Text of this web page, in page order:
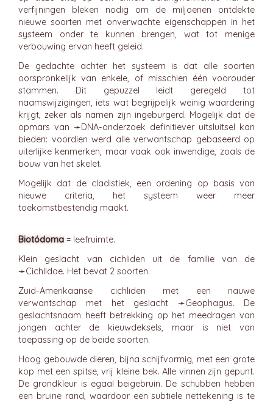
verfijningen bleken nodig om de miljoenen ontdekte
nieuwe soorten met onverwachte eigenschappen in het
systeem onder te kunnen brengen, wat tot menige
verbouwing ervan heeft geleid.
De gedachte achter het systeem is dat alle soorten
oorspronkelijk van enkele, of misschien één voorouder
stammen. Dit gepuzzel leidt geregeld tot
naamswijzigingen, iets wat begrijpelijk weinig waardering
krijgt, zeker als namen zijn ingeburgerd. Mogelijk dat de
opmars van ➛DNA-onderzoek definitiever uitsluitsel kan
bieden: voordien werd alle verwantschap gebaseerd op
uiterlijke kenmerken, maar vaak ook inwendige, zoals de
bouw van het skelet.
Mogelijk dat de cladistiek, een ordening op basis van
nieuwe criteria, het systeem weer meer
toekomstbestendig maakt.
Biotódoma = leefruimte.
Klein geslacht van cichliden uit de familie van de
➛Cichlidae. Het bevat 2 soorten.
Zuid-Amerikaanse cichliden met een nauwe
verwantschap met het geslacht ➛Geophagus. De
geslachtsnaam heeft betrekking op het meedragen van
jongen achter de kieuwdeksels, maar is niet van
toepassing op de beide soorten.
Hoog gebouwde dieren, bijna schijfvormig, met een grote
kop met een spitse, vrij kleine bek. Alle vinnen zijn gepunt.
De grondkleur is egaal beigebruin. De schubben hebben
een bruine rand, waardoor een subtiele nettekening is te